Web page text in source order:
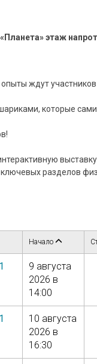
этаж
ждут
которые
разделов
Начало
9 августа
2026 в
14:00
10 августа
2026 в
16:30